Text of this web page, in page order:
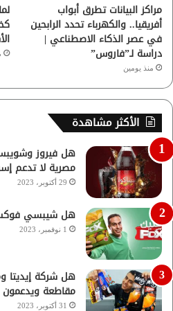
مراكز البيانات تطرق أبواب
أفريقيا.. والكهرباء تحدد الرابحين
في عصر الذكاء الاصطناعي |
دراسة لـ”فاروس”
منذ يومين
الأكثر مشاهدة
هل فيروز
مصرية لا تدعم
29 أكتوبر، 2023
هل شيبسي فوكس
1 نوفمبر، 2023
هل شركة إيديتا
مقاطعة ويدعمون
31 أكتوبر، 2023